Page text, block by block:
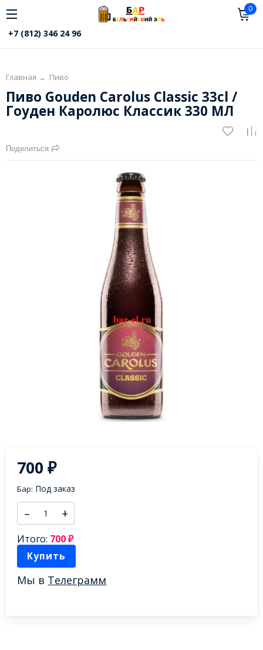
0
+7 (812) 346 24 96
Главная → Пиво
Пиво Gouden Carolus Classic 33cl /
Гоуден Каролюс Классик 330 МЛ
Поделиться
700₽
Бар: Под заказ
– +
Итого: 700₽
Купить
Мы в Телеграмм